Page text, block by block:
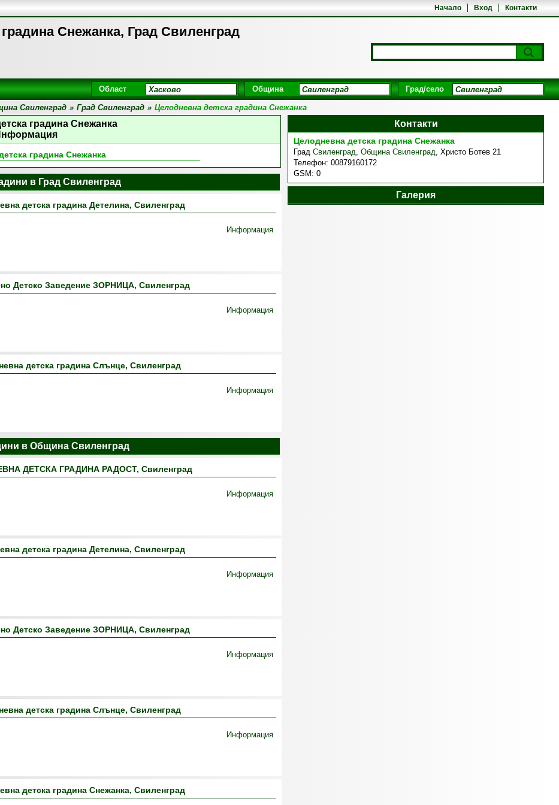
Снежанка, Град Свиленград
Начало Вход Контакти
Област Община Град/село
Свиленград » Град Свиленград » Целодневна детска градина Снежанка
градина Снежанка
градина Снежанка
Контакти
Целодневна детска градина Снежанка
Град Свиленград, Община Свиленград, Христо Ботев 21
Телефон: 00879160172
GSM: 0
Галерия
в Град Свиленград
детска градина Детелина, Свиленград
Информация
Детско Заведение ЗОРНИЦА, Свиленград
Информация
детска градина Слънце, Свиленград
Информация
в Община Свиленград
ДЕТСКА ГРАДИНА РАДОСТ, Свиленград
Информация
детска градина Детелина, Свиленград
Информация
Детско Заведение ЗОРНИЦА, Свиленград
Информация
детска градина Слънце, Свиленград
Информация
детска градина Снежанка, Свиленград